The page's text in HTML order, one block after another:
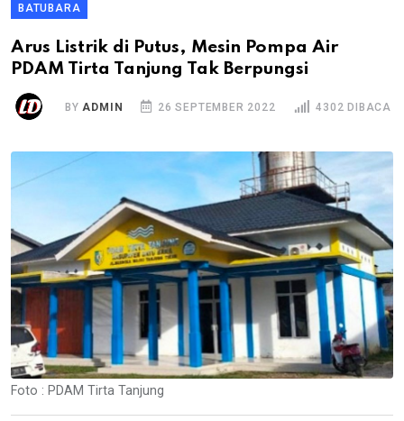
BATUBARA
Arus Listrik di Putus, Mesin Pompa Air
PDAM Tirta Tanjung Tak Berpungsi
BY ADMIN 26 SEPTEMBER 2022 4302 DIBACA
Foto : PDAM Tirta Tanjung